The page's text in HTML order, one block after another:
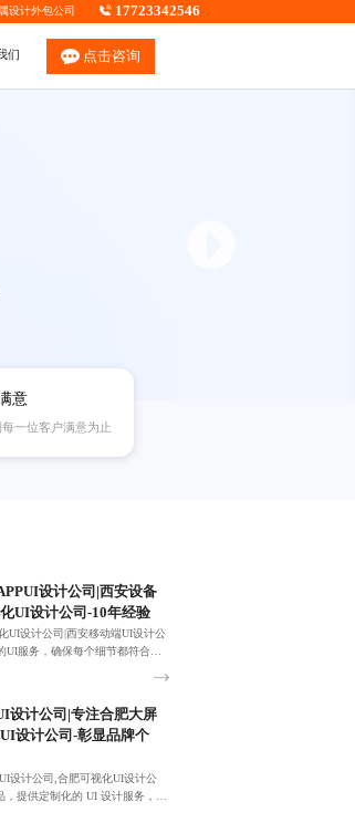
设计外包公司 17723342546
们 点击咨询
意
每一位客户满意为止
设计公司|西安设备
UI设计公司-10年经验
UI设计公司|西安移动端UI设计公
UI服务，确保每个细节都符合用
设计公司|专注合肥大屏
设计公司-彰显品牌个
设计公司,合肥可视化UI设计公
提供定制化的 UI 设计服务，满